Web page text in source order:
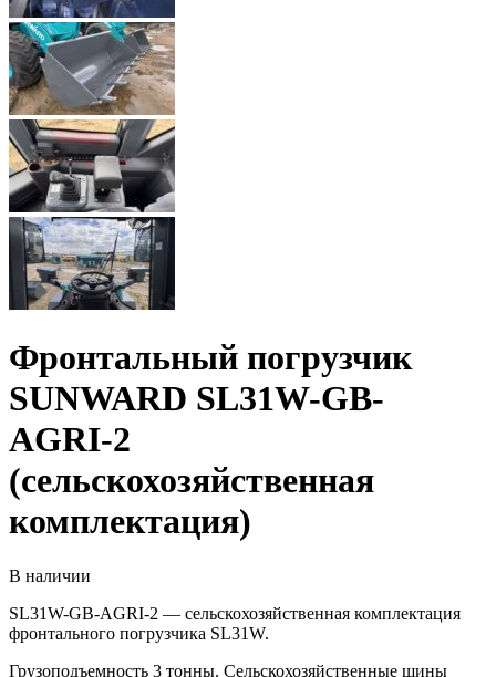
Фронтальный погрузчик
SUNWARD SL31W-GB-
AGRI-2
(сельскохозяйственная
комплектация)
В наличии
SL31W-GB-AGRI-2 — сельскохозяйственная комплектация
фронтального погрузчика SL31W.
Грузоподъемность 3 тонны. Сельскохозяйственные шины